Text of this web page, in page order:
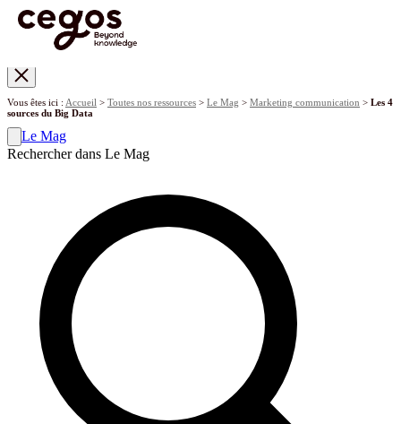
Vous êtes ici : Accueil > Toutes nos ressources > Le Mag > Marketing communication > Les 4
sources du Big Data
Le Mag
Rechercher dans Le Mag